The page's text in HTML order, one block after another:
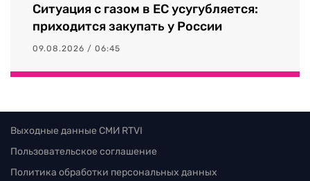
Ситуация с газом в ЕС усугубляется:
приходится закупать у России
09.08.2026 / 06:45
Выходные данные СМИ RTVI
Пользовательское соглашение
Политика обработки персональных данных